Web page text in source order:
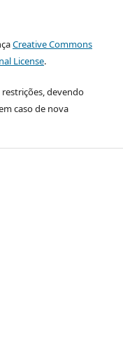
Creative Commons
License.
devendo
caso de nova